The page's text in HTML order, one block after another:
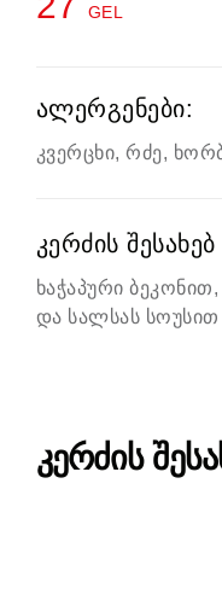
GEL
ალერგენები:
კვერცხი, რძე,
კერძის შესახებ
ხაჭაპური
და სალსას სოუსით
კერძის